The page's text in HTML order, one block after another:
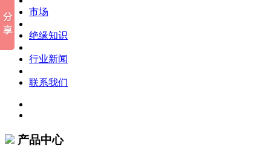
市场
绝缘知识
行业新闻
联系我们
产品中心